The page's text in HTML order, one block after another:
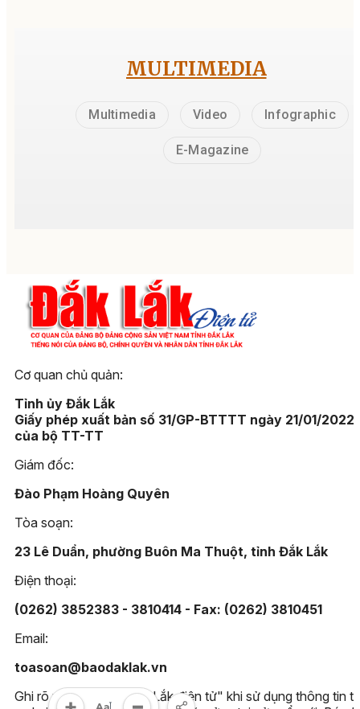
MULTIMEDIA
Multimedia Video Infographic
E-Magazine
Cơ quan chủ quản:
Tỉnh ủy Đắk Lắk
Giấy phép xuất bản số 31/GP-BTTTT ngày 21/01/2022
của bộ TT-TT
Giám đốc:
Đào Phạm Hoàng Quyên
Tòa soạn:
23 Lê Duẩn, phường Buôn Ma Thuột, tỉnh Đắk Lắk
Điện thoại:
(0262) 3852383 - 3810414 - Fax: (0262) 3810451
Email:
toasoan@baodaklak.vn
Ghi rõ nguồn "Báo Đắk Lắk điện tử" khi sử dụng thông tin